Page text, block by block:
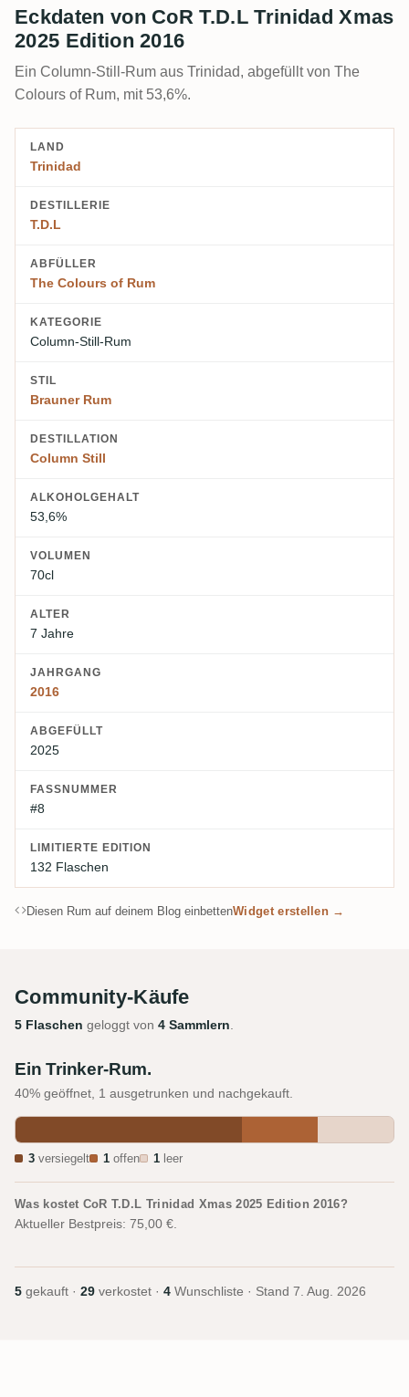
Eckdaten von CoR T.D.L Trinidad Xmas
2025 Edition 2016
Ein Column-Still-Rum aus Trinidad, abgefüllt von The
Colours of Rum, mit 53,6%.
LAND
Trinidad
DESTILLERIE
T.D.L
ABFÜLLER
The Colours of Rum
KATEGORIE
Column-Still-Rum
STIL
Brauner Rum
DESTILLATION
Column Still
ALKOHOLGEHALT
53,6%
VOLUMEN
70cl
ALTER
7 Jahre
JAHRGANG
2016
ABGEFÜLLT
2025
FASSNUMMER
#8
LIMITIERTE EDITION
132 Flaschen
Diesen Rum auf deinem Blog einbettenWidget erstellen →
Community-Käufe
5 Flaschen geloggt von 4 Sammlern.
Ein Trinker-Rum.
40% geöffnet, 1 ausgetrunken und nachgekauft.
3 versiegelt 1 offen 1 leer
Was kostet CoR T.D.L Trinidad Xmas 2025 Edition 2016?
Aktueller Bestpreis: 75,00 €.
5 gekauft · 29 verkostet · 4 Wunschliste · Stand 7. Aug. 2026